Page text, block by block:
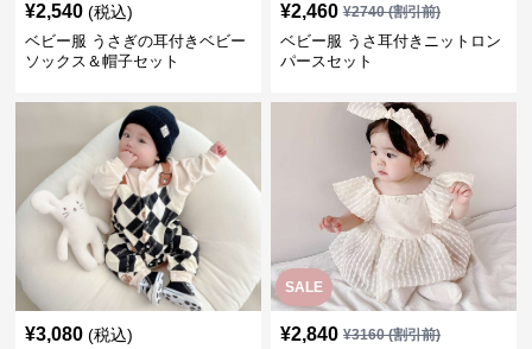
¥2,540 (税込)
ベビー服 うさぎの耳付きベビー
ソックス＆帽子セット
¥2,460 ¥2740(割引前)
ベビー服 うさ耳付きニットロン
パースセット
¥3,080 (税込)
SALE
¥2,840 ¥3160(割引前)